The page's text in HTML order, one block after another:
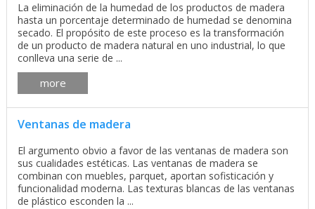
La eliminación de la humedad de los productos de madera
hasta un porcentaje determinado de humedad se denomina
secado. El propósito de este proceso es la transformación
de un producto de madera natural en uno industrial, lo que
conlleva una serie de ...
more
Ventanas de madera
El argumento obvio a favor de las ventanas de madera son
sus cualidades estéticas. Las ventanas de madera se
combinan con muebles, parquet, aportan sofisticación y
funcionalidad moderna. Las texturas blancas de las ventanas
de plástico esconden la ...